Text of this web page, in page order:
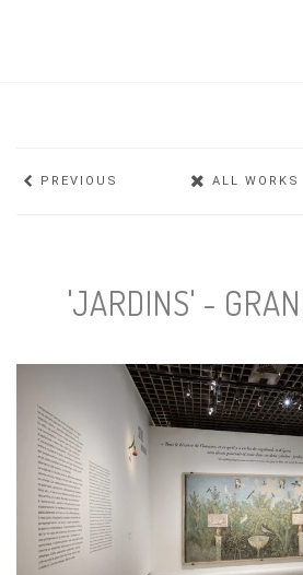
PREVIOUS ALL WORKS
'JARDINS' -